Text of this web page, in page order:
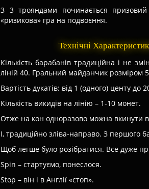
З 3 трояндами починається
«ризикова» гра на подвоєння.
Технічні
Кількість барабанів традиційна і не
ліній 40. Гральний майданчик розміром
Вартість дукатів: від 1 (одного) центу
Кількість викидів на лінію – 1-10 монет.
Отже на кон одноразово можна вкинути
І, традиційно зліва-направо. З першого
Щоб легше було розібратися. Все дуже
Spin – стартуємо, понеслося.
Stop – він і в Англії «стоп».